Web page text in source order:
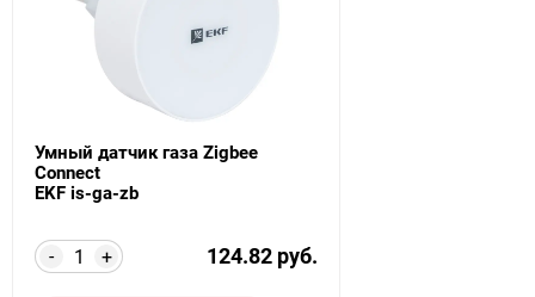
Умный датчик газа Zigbee
Connect
EKF is-ga-zb
+
- 124.82 руб.